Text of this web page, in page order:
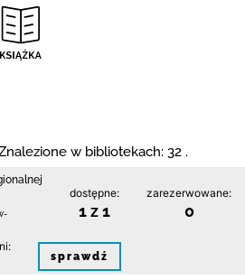
w bibliotekach: 32 .
dostępne:
1 z 1
zarezerwowane:
0
sprawdź